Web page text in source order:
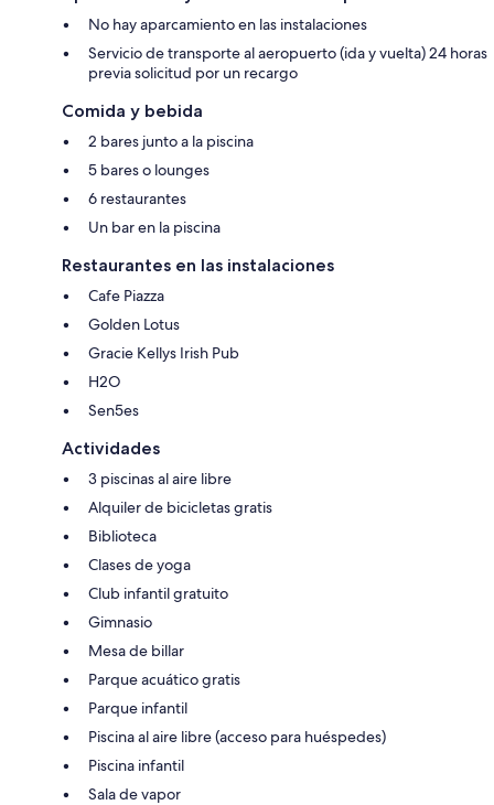
No hay aparcamiento en las instalaciones
Servicio de transporte al aeropuerto (ida y vuelta) 24 horas
previa solicitud por un recargo
Comida y bebida
2 bares junto a la piscina
5 bares o lounges
6 restaurantes
Un bar en la piscina
Restaurantes en las instalaciones
Cafe Piazza
Golden Lotus
Gracie Kellys Irish Pub
H2O
Sen5es
Actividades
3 piscinas al aire libre
Alquiler de bicicletas gratis
Biblioteca
Clases de yoga
Club infantil gratuito
Gimnasio
Mesa de billar
Parque acuático gratis
Parque infantil
Piscina al aire libre (acceso para huéspedes)
Piscina infantil
Sala de vapor